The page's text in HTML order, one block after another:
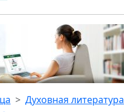
Духовная литература